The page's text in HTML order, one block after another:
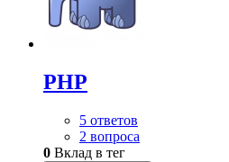
PHP
5 ответов
2 вопроса
0 Вклад в тег